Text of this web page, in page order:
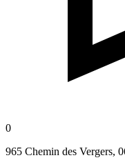
0
965 Chemin des Vergers,